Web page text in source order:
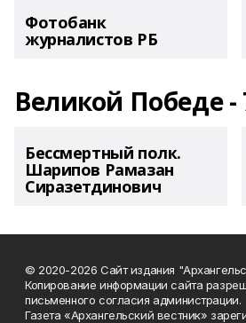
Фотобанк
журналистов РБ
Великой Победе -
Бессмертный полк.
Шарипов Рамазан
Сиразетдинович
© 2020-2026 Сайт издания
Копирование информации сайта
письменного согласия администрации.
Газета «Архангельский вестник»